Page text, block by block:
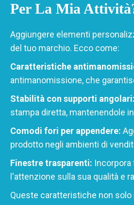
Per La Mia
Aggiungere elementi
del tuo marchio. Ecco come:
Caratteristiche
antimanomissione, che
Stabilità con supporti angolari:
stampa diretta, mantenendole
Comodi fori per appendere:
prodotto negli ambienti di
Finestre trasparenti:
l'attenzione sulla sua qualità e
Queste caratteristiche non